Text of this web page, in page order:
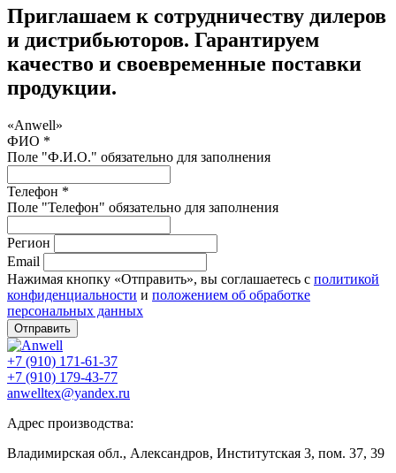
Приглашаем к сотрудничеству дилеров
и дистрибьюторов. Гарантируем
качество и своевременные поставки
продукции.
«Anwell»
ФИО *
Поле "Ф.И.О." обязательно для заполнения
Телефон *
Поле "Телефон" обязательно для заполнения
Регион
Email
Нажимая кнопку «Отправить», вы соглашаетесь с политикой
конфиденциальности и положением об обработке
персональных данных
Отправить
+7 (910) 171-61-37
+7 (910) 179-43-77
anwelltex@yandex.ru
Адрес производства:
Владимирская обл., Александров, Институтская 3, пом. 37, 39